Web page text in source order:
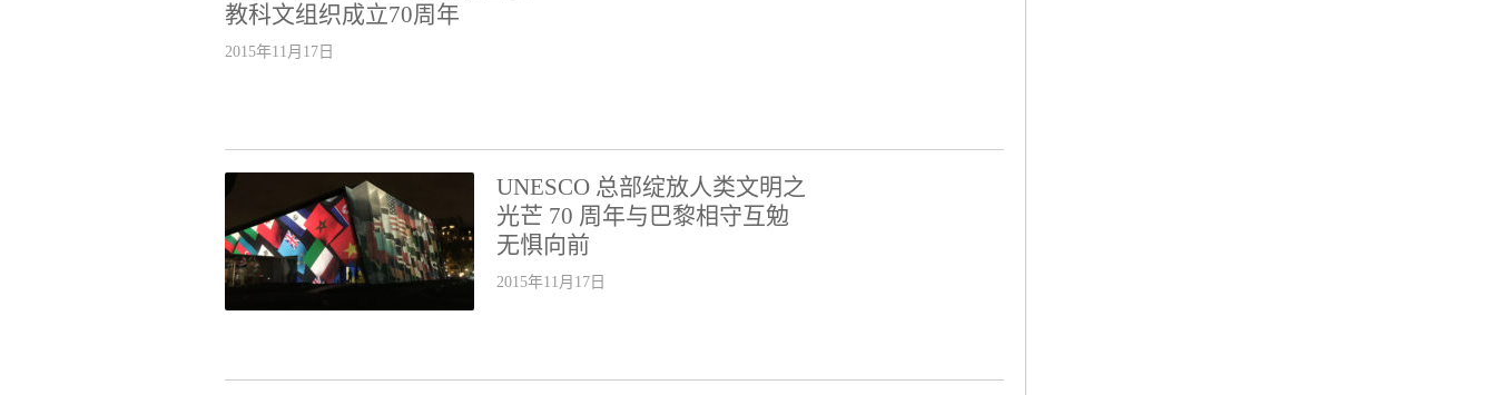
教科文组织成立70周年
2015年11月17日
UNESCO 总部绽放人类文明之
光芒 70 周年与巴黎相守互勉
无惧向前
2015年11月17日